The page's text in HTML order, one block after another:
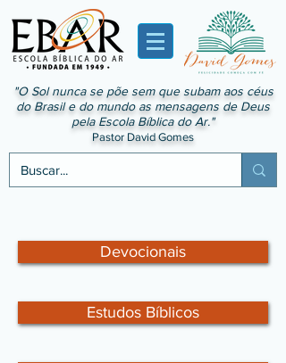
"O Sol nunca se põe sem que subam aos céus
do Brasil e do mundo as mensagens de Deus
pela Escola Bíblica do Ar."
Pastor David Gomes
Devocionais
Estudos Bíblicos